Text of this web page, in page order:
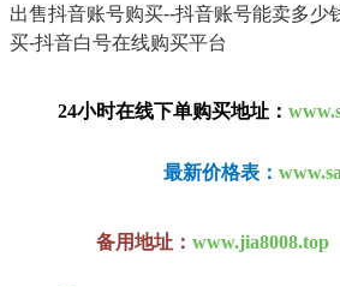
出售抖音账号购买--抖音账号能卖多少
买-抖音白号在线购买平台
24小时在线下单购买地址：
最新价格表：
备用地址： www.jia8008.top